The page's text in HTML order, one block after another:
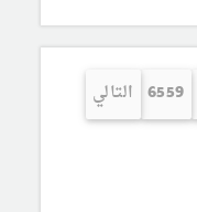
6559 التالي